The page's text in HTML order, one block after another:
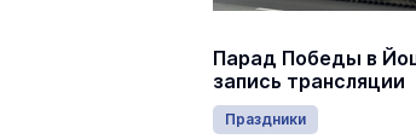
Парад Победы в
запись трансляции
Праздники